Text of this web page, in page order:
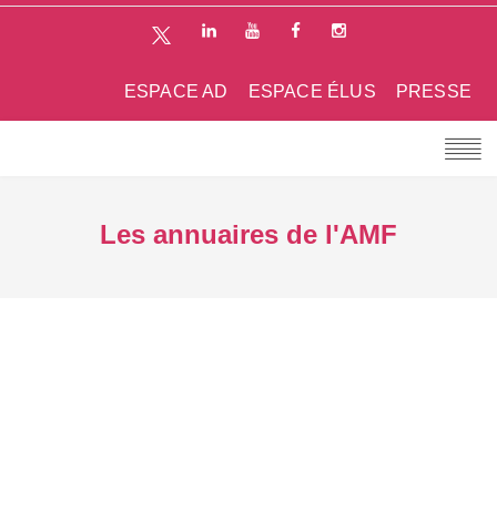
PRESSE
ESPACE ÉLUS
ESPACE AD
Les annuaires de l'AMF